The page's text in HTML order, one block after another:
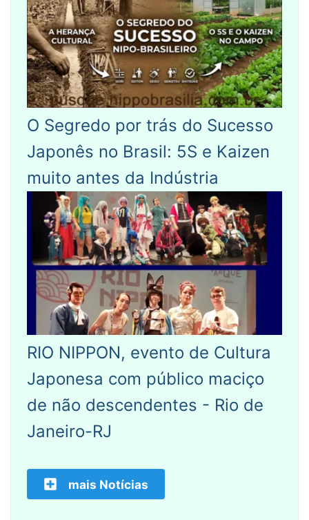
O Segredo por trás do Sucesso
Japonês no Brasil: 5S e Kaizen
muito antes da Indústria
RIO NIPPON, evento de Cultura
Japonesa com público maciço
de não descendentes - Rio de
Janeiro-RJ
mais Notícias